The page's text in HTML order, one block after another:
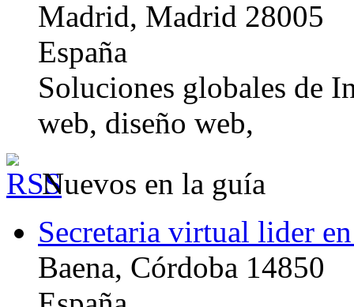
Madrid, Madrid 28005
España
Soluciones globales de
web, diseño web,
Nuevos en la guía
Secretaria virtual lider
Baena, Córdoba 14850